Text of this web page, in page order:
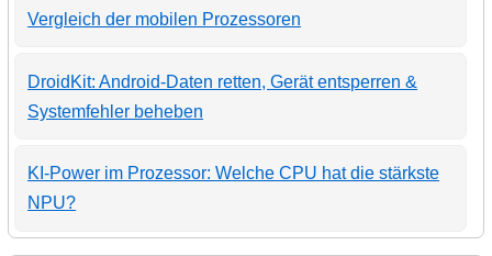
Vergleich der mobilen Prozessoren
DroidKit: Android-Daten retten, Gerät entsperren &
Systemfehler beheben
KI-Power im Prozessor: Welche CPU hat die stärkste
NPU?